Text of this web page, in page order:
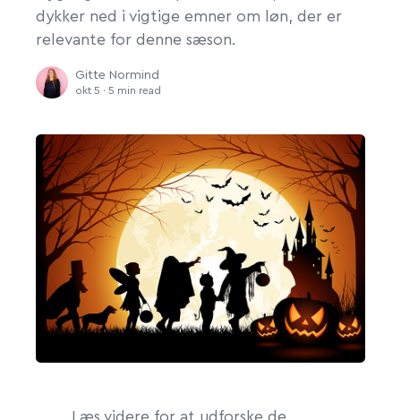
dykker ned i vigtige emner om løn, der er
relevante for denne sæson.
Gitte Normind
okt 5 · 5 min read